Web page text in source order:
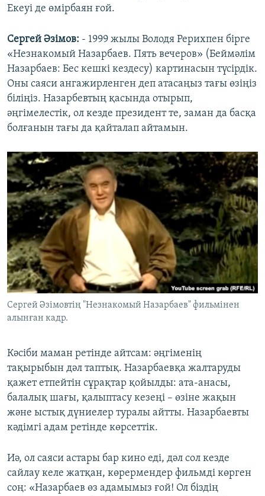
Екеуі де өмірбаян ғой.
Сергей Әзімов: - 1999 жылы Володя Рерихпен бірге
«Незнакомый Назарбаев. Пять вечеров» (Беймәлім
Назарбаев: Бес кешкі кездесу) картинасын түсірдік.
Оны саяси ангажирленген деп атасаңыз тағы өзіңіз
біліңіз. Назарбевтың қасында отырып,
әңгімелестік, ол кезде президент те, заман да басқа
болғанын тағы да қайталап айтамын.
Сергей Әзімовтің "Незнакомый Назарбаев" фильмінен
алынған кадр.
Кәсіби маман ретінде айтсам: әңгіменің
тақырыбын дәл таптық. Назарбаевқа жалтаруды
қажет етпейтін сұрақтар қойылды: ата-анасы,
балалық шағы, қалыптасу кезеңі – өзіне жақын
және ыстық дүниелер туралы айтты. Назарбаевты
кәдімгі адам ретінде көрсеттік.
Иә, ол саяси астары бар кино еді, дәл сол кезде
сайлау келе жатқан, көрермендер фильмді көрген
соң: «Назарбаев өз адамымыз ғой! Ол біздің